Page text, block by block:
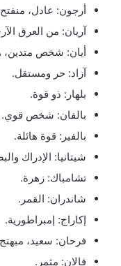
أرجون: عادل،
آريان: من العرق
أيان: شخص متدين،
آزاد: حر ومستقل.
بلهار: ذو قوة.
بالفان: شخص قوي.
بالفير: قوة هائلة.
شيتانيا: الإدراك
تشامباك: زهرة.
شاندران: القمر.
إكاراج: إمبراطورية.
فرحان: سعيد،
فالان: مثمر.